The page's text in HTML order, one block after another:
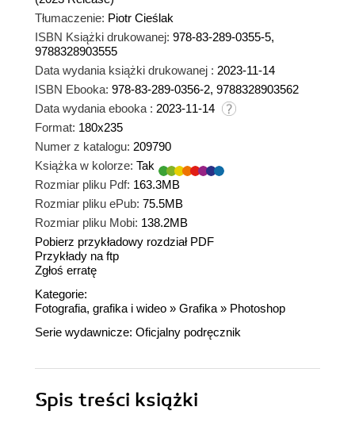
Tłumaczenie: Piotr Cieślak
ISBN Książki drukowanej: 978-83-289-0355-5,
9788328903555
Data wydania książki drukowanej : 2023-11-14
ISBN Ebooka: 978-83-289-0356-2, 9788328903562
Data wydania ebooka : 2023-11-14
Format: 180x235
Numer z katalogu: 209790
Książka w kolorze: Tak
Rozmiar pliku Pdf: 163.3MB
Rozmiar pliku ePub: 75.5MB
Rozmiar pliku Mobi: 138.2MB
Pobierz przykładowy rozdział PDF
Przykłady na ftp
Zgłoś erratę
Kategorie:
Fotografia, grafika i wideo » Grafika » Photoshop
Serie wydawnicze: Oficjalny podręcznik
Spis treści książki